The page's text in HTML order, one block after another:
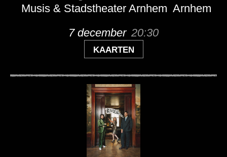
7 december 20:30
KAARTEN
Musis & Stadstheater Arnhem Arnhem